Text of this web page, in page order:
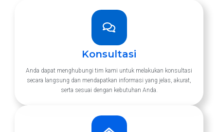
Konsultasi
Anda dapat menghubungi tim kami untuk melakukan konsultasi
secara langsung dan mendapatkan informasi yang jelas, akurat,
serta sesuai dengan kebutuhan Anda.